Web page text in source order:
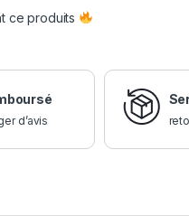
ce produits
d’avis